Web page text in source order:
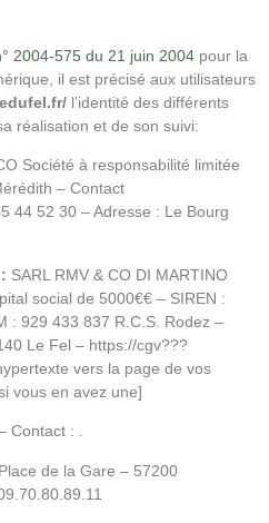
2004-575 du 21 juin 2004 pour la
il est précisé aux utilisateurs
l’identité des différents
réalisation et de son suivi:
Société à responsabilité limitée
– Contact
44 52 30 – Adresse : Le Bourg
SARL RMV & CO DI MARTINO
social de 5000€€ – SIREN :
: 929 433 837 R.C.S. Rodez –
Le Fel – https://cgv???
vers la page de vos
vous en avez une]
Contact : .
de la Gare – 57200